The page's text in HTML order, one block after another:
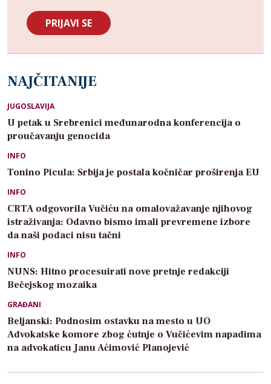
NAJČITANIJE
JUGOSLAVIJA
U petak u Srebrenici međunarodna konferencija o
proučavanju genocida
INFO
Tonino Picula: Srbija je postala kočničar proširenja EU
INFO
CRTA odgovorila Vučiću na omalovažavanje njihovog
istraživanja: Odavno bismo imali prevremene izbore
da naši podaci nisu tačni
INFO
NUNS: Hitno procesuirati nove pretnje redakciji
Bečejskog mozaika
GRAĐANI
Beljanski: Podnosim ostavku na mesto u UO
Advokatske komore zbog ćutnje o Vučićevim napadima
na advokaticu Janu Aćimović Planojević